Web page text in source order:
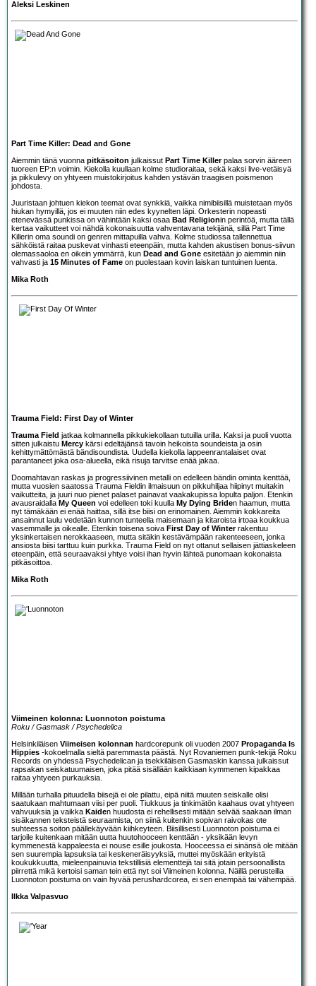
Aleksi Leskinen
Part Time Killer: Dead and Gone
Aiemmin tänä vuonna pitkäsoiton julkaissut Part Time Killerpalaa sorvin ääreen
tuoreen EP:n voimin. Kiekolla kuullaan kolme studioraitaa, sekä kaksi live-vetäisyä
ja pikkulevy on yhtyeen muistokirjoitus kahden ystävän traagisen poismenon
johdosta.
Juuristaan johtuen kiekon teemat ovat synkkiä, vaikka nimibiisillä muistetaan myös
hiukan hymyillä, jos ei muuten niin edes kyynelten läpi. Orkesterin nopeasti
etenevässä punkissa on vähintään kaksi osaa Bad Religionin perintöä, mutta tällä
kertaa vaikutteet voi nähdä kokonaisuutta vahventavana tekijänä, sillä Part Time
Killerin oma soundi on genren mittapuilla vahva. Kolme studiossa tallennettua
sähköistä raitaa puskevat vinhasti eteenpäin, mutta kahden akustisen bonus-siivun
olemassaoloa en oikein ymmärrä, kun Dead and Gone esitetään jo aiemmin niin
vahvasti ja 15 Minutes of Fame on puolestaan kovin laiskan tuntuinen luenta.
Mika Roth
Trauma Field: First Day of Winter
Trauma Field jatkaa kolmannella pikkukiekollaan tutuilla urilla. Kaksi ja puoli vuotta
sitten julkaistu Mercy kärsi edeltäjänsä tavoin heikoista soundeista ja osin
kehittymättömästä bändisoundista. Uudella kiekolla lappeenrantalaiset ovat
parantaneet joka osa-alueella, eikä risuja tarvitse enää jakaa.
Doomahtavan raskas ja progressiivinen metalli on edelleen bändin ominta kenttää,
mutta vuosien saatossa Trauma Fieldin ilmaisuun on pikkuhiljaa hiipinyt muitakin
vaikutteita, ja juuri nuo pienet palaset painavat vaakakupissa lopulta paljon. Etenkin
avausraidalla My Queen voi edelleen toki kuulla My Dying Briden haamun, mutta
nyt tämäkään ei enää haittaa, sillä itse biisi on erinomainen. Aiemmin kokkareita
ansainnut laulu vedetään kunnon tunteella maisemaan ja kitaroista irtoaa koukkua
vasemmalle ja oikealle. Etenkin toisena soiva First Day of Winterrakentuu
yksinkertaisen nerokkaaseen, mutta sitäkin kestävämpään rakenteeseen, jonka
ansiosta biisi tarttuu kuin purkka. Trauma Field on nyt ottanut sellaisen jättiaskeleen
eteenpäin, että seuraavaksi yhtye voisi ihan hyvin lähteä punomaan kokonaista
pitkäsoittoa.
Mika Roth
Viimeinen kolonna: Luonnoton poistuma
Roku / Gasmask / Psychedelica
Helsinkiläisen Viimeisen kolonnan hardcorepunk oli vuoden 2007 Propaganda Is
Hippies -kokoelmalla sieltä paremmasta päästä. Nyt Rovaniemen punk-tekijä Roku
Records on yhdessä Psychedelican ja tsekkiläisen Gasmaskin kanssa julkaissut
rapsakan seiskatuumaisen, joka pitää sisällään kaikkiaan kymmenen kipakkaa
raitaa yhtyeen purkauksia.
Millään turhalla pituudella biisejä ei ole pilattu, eipä niitä muuten seiskalle olisi
saatukaan mahtumaan viisi per puoli. Tiukkuus ja tinkimätön kaahaus ovat yhtyeen
vahvuuksia ja vaikka Kaiden huudosta ei rehellisesti mitään selvää saakaan ilman
sisäkannen teksteistä seuraamista, on siinä kuitenkin sopivan raivokas ote
suhteessa soiton päällekäyvään kiihkeyteen. Biisillisesti Luonnoton poistuma ei
tarjoile kuitenkaan mitään uutta huutohooceen kenttään - yksikään levyn
kymmenestä kappaleesta ei nouse esille joukosta. Hooceessa ei sinänsä ole mitään
sen suurempia lapsuksia tai keskeneräisyyksiä, muttei myöskään erityistä
koukukkuutta, mieleenpainuvia tekstillisiä elementtejä tai sitä jotain persoonallista
piirrettä mikä kertoisi saman tein että nyt soi Viimeinen kolonna. Näillä perusteilla
Luonnoton poistuma on vain hyvää perushardcorea, ei sen enempää tai vähempää.
Ilkka Valpasvuo